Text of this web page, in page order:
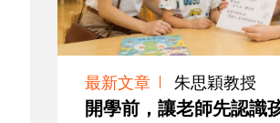
最新文章 朱思穎教授
開學前，讓老師先認識